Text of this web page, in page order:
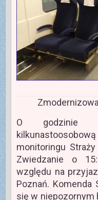
O godzinie
monitoringu
Zwiedzanie o
względu na
Poznań. Komenda
się w niepozornym